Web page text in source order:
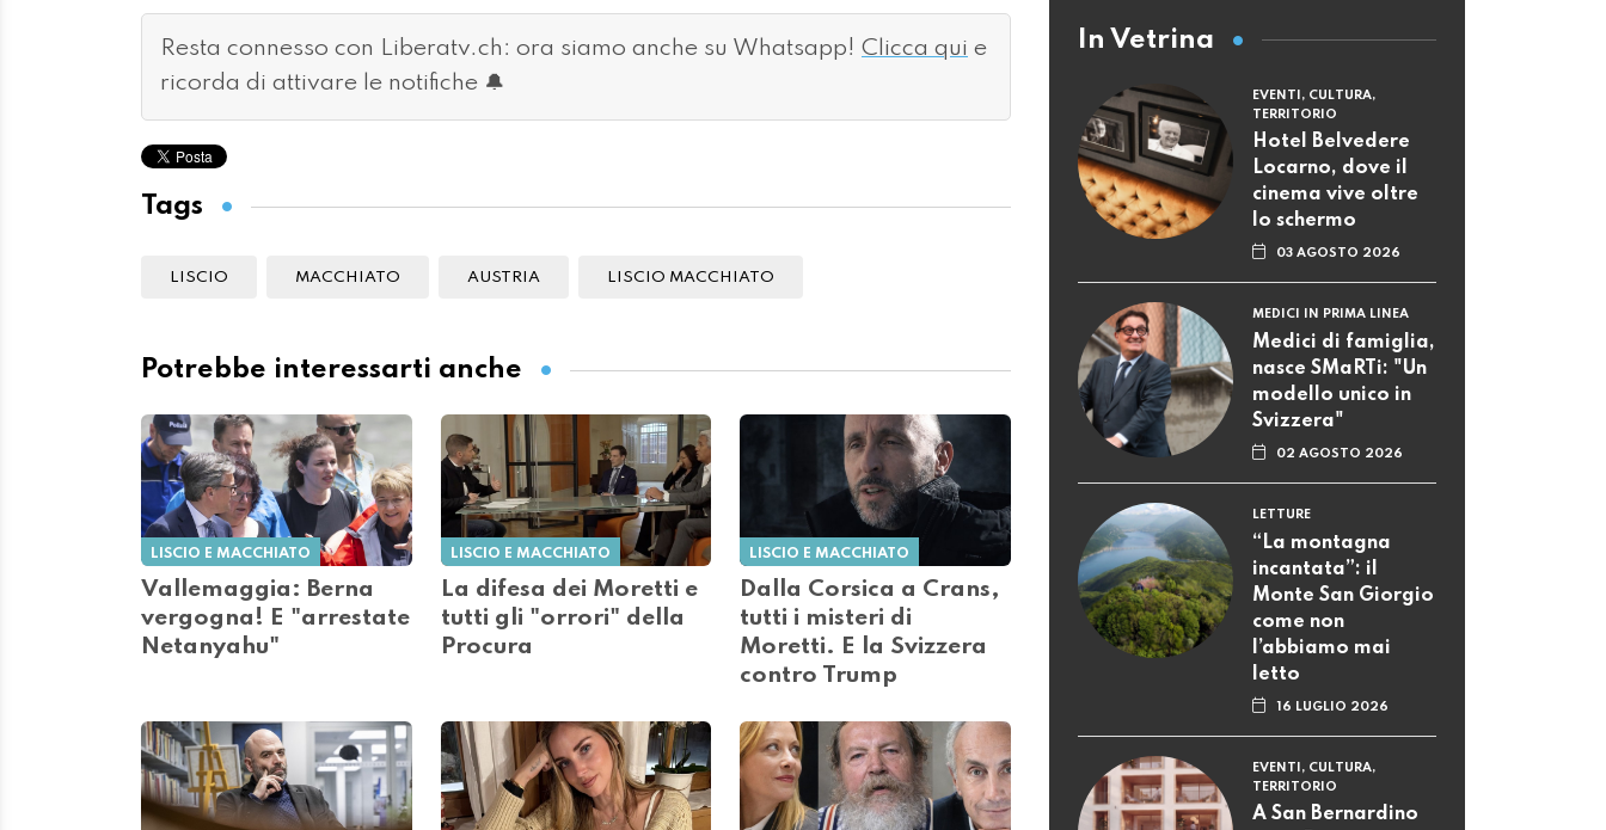
Resta connesso con Liberatv.ch: ora siamo anche su Whatsapp! Clicca qui e
ricorda di attivare le notifiche 🔔
Tags
LISCIO MACCHIATO AUSTRIA LISCIO MACCHIATO
Potrebbe interessarti anche
LISCIO E MACCHIATO
Vallemaggia: Berna
vergogna! E "arrestate
Netanyahu"
LISCIO E MACCHIATO
La difesa dei Moretti e
tutti gli "orrori" della
Procura
LISCIO E MACCHIATO
Dalla Corsica a Crans,
tutti i misteri di
Moretti. E la Svizzera
contro Trump
In Vetrina
EVENTI, CULTURA,
TERRITORIO
Hotel Belvedere
Locarno, dove il
cinema vive oltre
lo schermo
03 AGOSTO 2026
MEDICI IN PRIMA LINEA
Medici di famiglia,
nasce SMaRTi: "Un
modello unico in
Svizzera"
02 AGOSTO 2026
LETTURE
“La montagna
incantata”: il
Monte San Giorgio
come non
l’abbiamo mai
letto
16 LUGLIO 2026
EVENTI, CULTURA,
TERRITORIO
A San Bernardino